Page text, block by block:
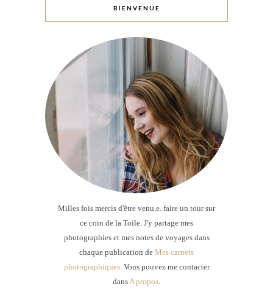
BIENVENUE
Milles fois mercis d'être venu.e. faire un tour sur
ce coin de la Toile. J'y partage mes
photographies et mes notes de voyages dans
chaque publication de Mes carnets
photographiques. Vous pouvez me contacter
dansA propos.